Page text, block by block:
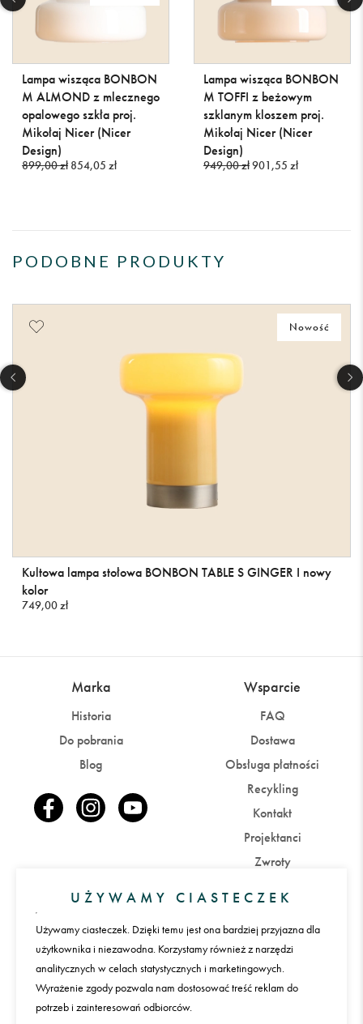
Lampa wisząca BONBON
M ALMOND z mlecznego
opalowego szkła proj.
Mikołaj Nicer (Nicer
Design)
899,00 zł 854,05 zł
Lampa wisząca BONBON
M TOFFI z beżowym
szklanym kloszem proj.
Mikołaj Nicer (Nicer
Design)
949,00 zł901,55 zł
PODOBNE PRODUKTY
Nowość
Kultowa lampa stołowa BONBON TABLE S GINGER I nowy
kolor
749,00 zł
Marka
Historia
Do pobrania
Blog
Wsparcie
FAQ
Dostawa
Obsługa płatności
Recykling
Kontakt
Projektanci
Zwroty
Zaloguj się Załóż konto
Płatności
UŻYWAMY CIASTECZEK
Używamy ciasteczek. Dzięki temu jest ona bardziej przyjazna dla
użytkownika i niezawodna. Korzystamy również z narzędzi
analitycznych w celach statystycznych i marketingowych.
Wyrażenie zgody pozwala nam dostosować treść reklam do
potrzeb i zainteresowań odbiorców.